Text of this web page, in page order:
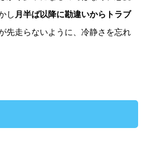
し 月半ば以降に勘違いからトラブ
先走らないように、冷静さを忘れ